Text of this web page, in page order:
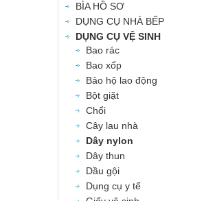
BÌA HỒ SƠ
DỤNG CỤ NHÀ BẾP
DỤNG CỤ VỆ SINH
Bao rác
Bao xốp
Bảo hộ lao động
Bột giặt
Chổi
Cây lau nhà
Dây nylon
Dây thun
Dầu gội
Dụng cụ y tế